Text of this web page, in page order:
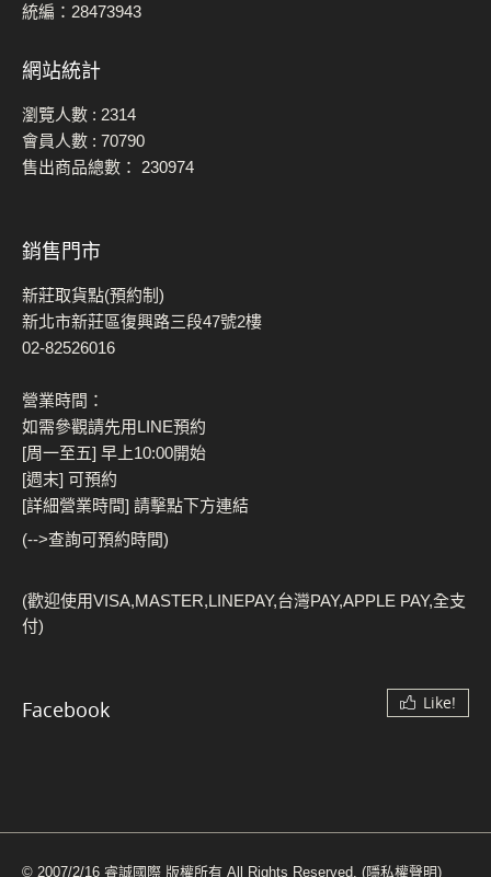
統編：28473943
網站統計
瀏覽人數 : 2314
會員人數 : 70790
售出商品總數： 230974
銷售門市
新莊取貨點(預約制)
新北市新莊區復興路三段47號2樓
02-82526016
營業時間：
如需參觀請先用LINE預約
[周一至五] 早上10:00開始
[週末] 可預約
[詳細營業時間] 請擊點下方連結
(-->查詢可預約時間)
(歡迎使用VISA,MASTER,LINEPAY,台灣PAY,APPLE PAY,全支
付)
Facebook Like!
© 2007/2/16 睿誠國際 版權所有 All Rights Reserved. (隱私權聲明)